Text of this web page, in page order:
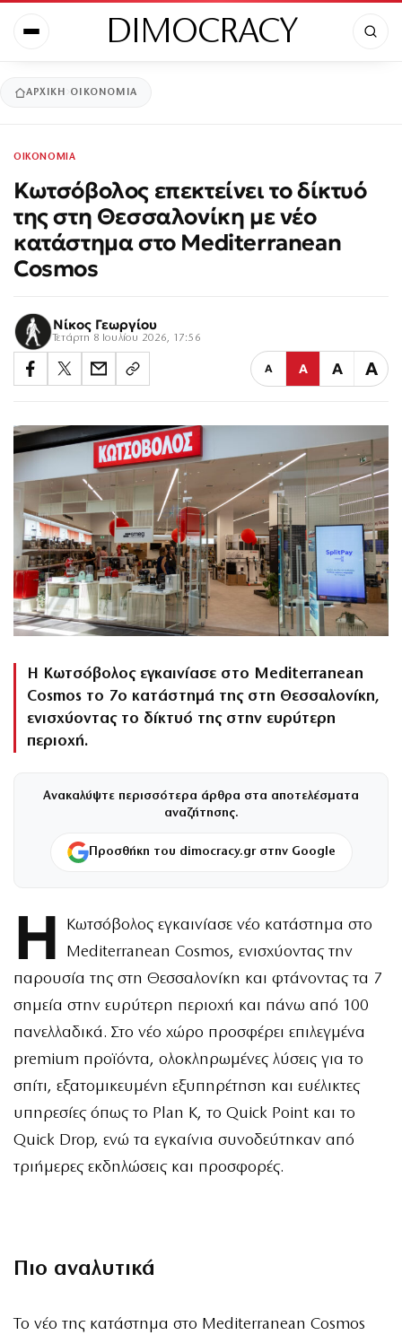
DIMOCRACY
ΑΡΧΙΚΉ ΟΙΚΟΝΟΜΙΑ
ΟΙΚΟΝΟΜΙΑ
Κωτσόβολος επεκτείνει το δίκτυό
της στη Θεσσαλονίκη με νέο
κατάστημα στο Mediterranean
Cosmos
Νίκος Γεωργίου
Τετάρτη 8 Ιουλίου 2026, 17:56
Α Α Α Α
Η Κωτσόβολος εγκαινίασε στο Mediterranean
Cosmos το 7ο κατάστημά της στη Θεσσαλονίκη,
ενισχύοντας το δίκτυό της στην ευρύτερη
περιοχή.
Ανακαλύψτε περισσότερα άρθρα στα αποτελέσματα
αναζήτησης.
Προσθήκη του dimocracy.gr στην Google
Η
Κωτσόβολος εγκαινίασε νέο κατάστημα στο
Mediterranean Cosmos, ενισχύοντας την
παρουσία της στη Θεσσαλονίκη και φτάνοντας τα 7
σημεία στην ευρύτερη περιοχή και πάνω από 100
πανελλαδικά. Στο νέο χώρο προσφέρει επιλεγμένα
premium προϊόντα, ολοκληρωμένες λύσεις για το
σπίτι, εξατομικευμένη εξυπηρέτηση και ευέλικτες
υπηρεσίες όπως το Plan K, το Quick Point και το
Quick Drop, ενώ τα εγκαίνια συνοδεύτηκαν από
τριήμερες εκδηλώσεις και προσφορές.
Πιο αναλυτικά
Το νέο της κατάστημα στο Mediterranean Cosmos